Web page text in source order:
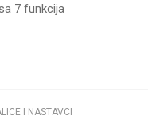
7 funkcija
I NASTAVCI